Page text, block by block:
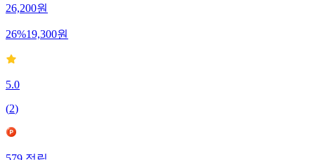
26,200원
26%19,300원
5.0
(2)